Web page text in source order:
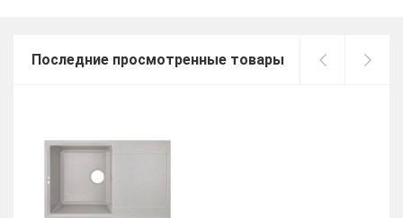
Последние просмотренные товары